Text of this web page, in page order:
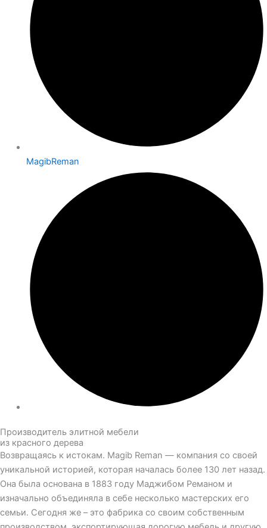
MagibReman
Производитель элитной мебели
из красного дерева
Возвращаясь к истокам. Magib Reman — компания со своей
уникальной историей, которая началась более 130 лет назад.
Она была основана в 1883 году Маджибом Реманом и
изначально объединяла в себе несколько мастерских его
семьи. Сегодня же – это фабрика со своим собственным